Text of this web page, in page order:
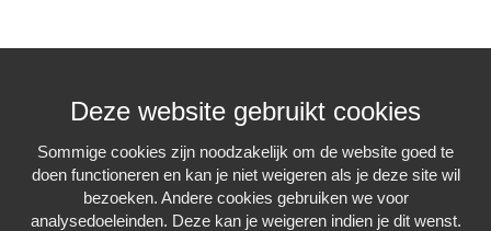
Interiminfo.be is eenproject vanTravi
met de steun van deFederale Overheid
Deze website gebruikt cookies
Sommige cookies zijn noodzakelijk om de website goed te
doen functioneren en kan je niet weigeren als je deze site wil
bezoeken. Andere cookies gebruiken we voor
analysedoeleinden. Deze kan je weigeren indien je dit wenst.